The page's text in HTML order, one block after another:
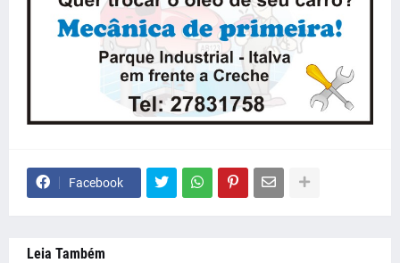
Facebook
Leia Também